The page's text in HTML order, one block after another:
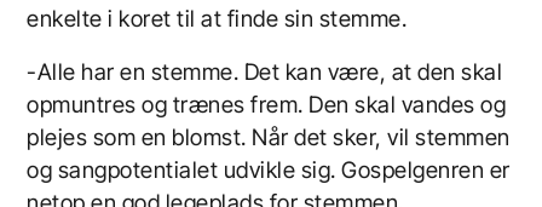
enkelte i koret til at finde sin stemme.
-Alle har en stemme. Det kan være, at den skal
opmuntres og trænes frem. Den skal vandes og
plejes som en blomst. Når det sker, vil stemmen
og sangpotentialet udvikle sig. Gospelgenren er
netop en god legeplads for stemmen.